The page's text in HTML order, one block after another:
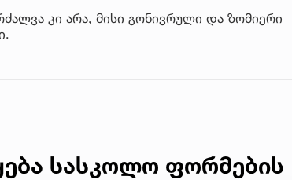
კი არა, მისი გონივრული და ზომიერი
სასკოლო ფორმების